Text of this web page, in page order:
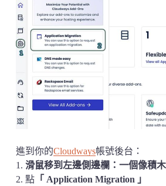
進到你的Cloudways帳號後台：
1. 滑鼠移到左邊側邊欄：一個像積
2. 點「 Application Migration 」